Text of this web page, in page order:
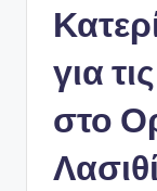
για
στο